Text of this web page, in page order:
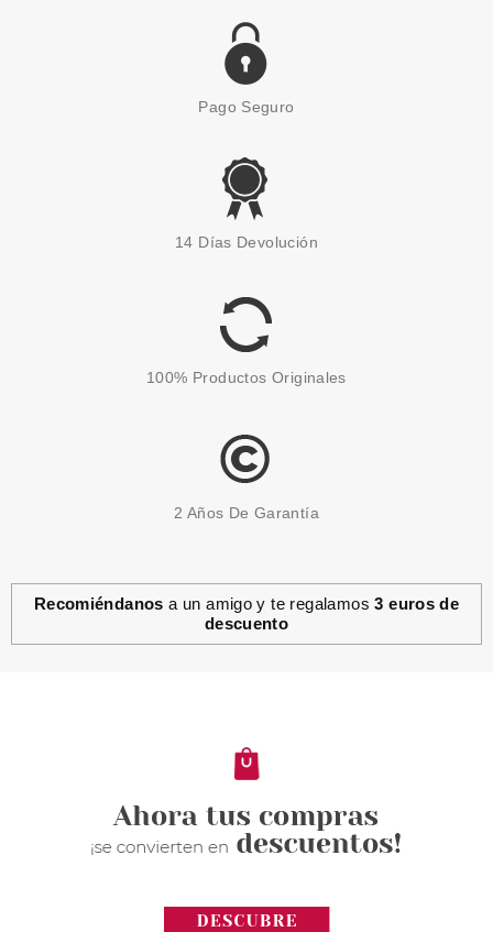
Pago Seguro
14 Días Devolución
100% Productos Originales
2 Años De Garantía
Recomiéndanos a un amigo y te regalamos3 euros de
descuento